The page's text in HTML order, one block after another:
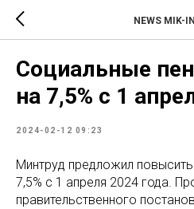
NEWS MIK-
Социальные
на 7,5% с 1
2024-02-12 09:23
Минтруд предложил
7,5% с 1 апреля 2024 года.
правительственного